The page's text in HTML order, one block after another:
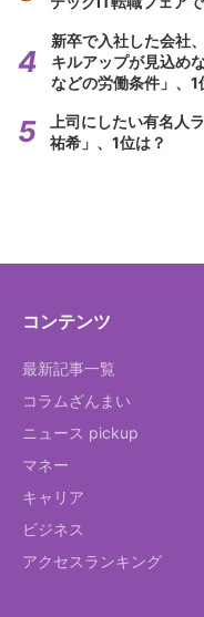
新卒で入社した会社
キルアップが見込め
などの労働条件」、1
上司にしたい有名
祐希」、1位は？
コンテンツ
最新記事一覧
コラムざんまい
ニュース pickup
マネー
キャリア
ビジネス
アクセスランキング